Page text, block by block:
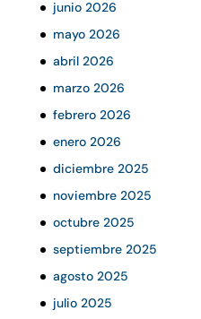
junio 2026
mayo 2026
abril 2026
marzo 2026
febrero 2026
enero 2026
diciembre 2025
noviembre 2025
octubre 2025
septiembre 2025
agosto 2025
julio 2025